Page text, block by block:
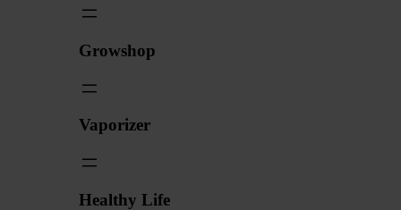
Growshop
Vaporizer
Healthy Life